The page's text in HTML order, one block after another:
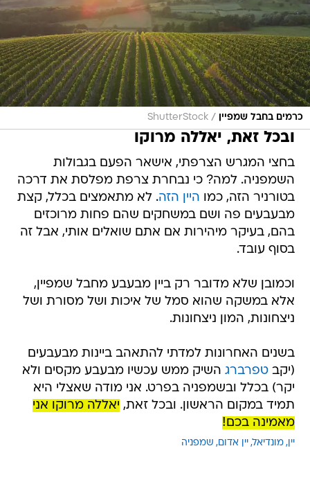
כרמים בחבל שמפיין /
ShutterStock
ובכל זאת, יאללה מרוקו
בחצי המגרש הצרפתי, אישאר הפעם בגבולות
השמפניה. למה? כי נבחרת צרפת מפלסת את דרכה
בטורניר הזה, כמו היין הזה. לא מתאמצים בכלל, קצת
מבעבעים פה ושם במשחקים שהם פחות מרוכזים
בהם, בעיקר מיהירות אם אתם שואלים אותי, אבל זה
בסוף עובד.
וכמובן שלא מדובר רק ביין מבעבע מחבל שמפיין,
אלא במשקה שהוא סמל של איכות ושל מסורת ושל
ניצחונות, המון ניצחונות.
בשנים האחרונות למדתי להתאהב ביינות מבעבעים
(יקבטפרברג השיק ממש עכשיו מבעבע מקסים ולא
יקר) בכלל ובשמפניה בפרט. אני מודה שאצלי היא
תמיד במקום הראשון. ובכל זאת, יאללה מרוקו אני
מאמינה בכם!
יין מונדיאל יין אדום שמפניה